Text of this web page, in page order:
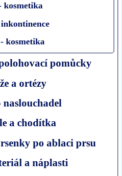
kosmetika
kosmetika
pomůcky
a ortézy
naslouchadel
a chodítka
po ablaci prsu
a náplasti